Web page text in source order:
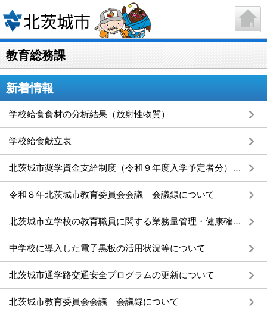
教育総務課
新着情報
学校給食食材の分析結果（放射性物質）
学校給食献立表
北茨城市奨学資金支給制度（令和９年度入学予定者分）の申請を受け付けます
令和８年北茨城市教育委員会会議 会議録について
北茨城市立学校の教育職員に関する業務量管理・健康確保措置実施計画を策定しました
中学校に導入した電子黒板の活用状況等について
北茨城市通学路交通安全プログラムの更新について
北茨城市教育委員会会議 会議録について